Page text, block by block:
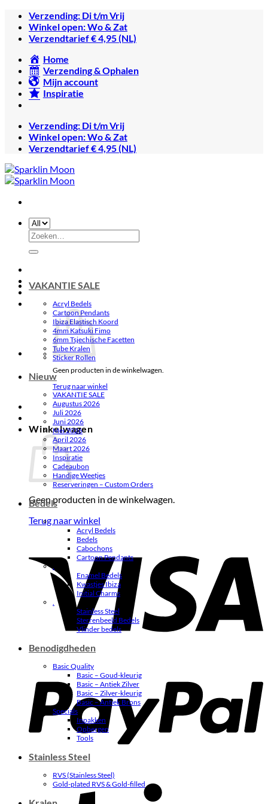
naar
inhoud
Verzending: Di t/m Vrij
Winkel open: Wo & Zat
Verzendtarief € 4,95 (NL)
Home
Verzending & Ophalen
Mijn account
Inspiratie
Verzending: Di t/m Vrij
Winkel open: Wo & Zat
Verzendtarief € 4,95 (NL)
Zoeken
naar:
Geen producten in de winkelwagen.
Terug naar winkel
Winkelwagen
Geen producten in de winkelwagen.
Terug naar winkel
VAKANTIE SALE
Acryl Bedels
Cartoon Pendants
Ibiza Elastisch Koord
4mm Katsuki Fimo
6mm Tsjechische Facetten
Tube Kralen
Sticker Rollen
Nieuw
VAKANTIE SALE
Augustus 2026
Juli 2026
Juni 2026
Mei 2026
April 2026
Maart 2026
Inspiratie
Cadeaubon
Handige Weetjes
Reserveringen – Custom Orders
Bedels
.
Acryl Bedels
Bedels
Cabochons
Cartoon Pendants
.
Enamel Bedels
Kwastjes Ibiza
Initial Charms
.
Stainless Steel
Sterrenbeeld Bedels
Vlinder bedels
Benodigdheden
Basic Quality
Basic – Goud-kleurig
Basic – Antiek Zilver
Basic – Zilver-kleurig
Basic – Antiek Brons
Specials
Inpakken
Opbergen
Tools
Stainless Steel
RVS (Stainless Steel)
Gold-plated RVS & Gold-filled